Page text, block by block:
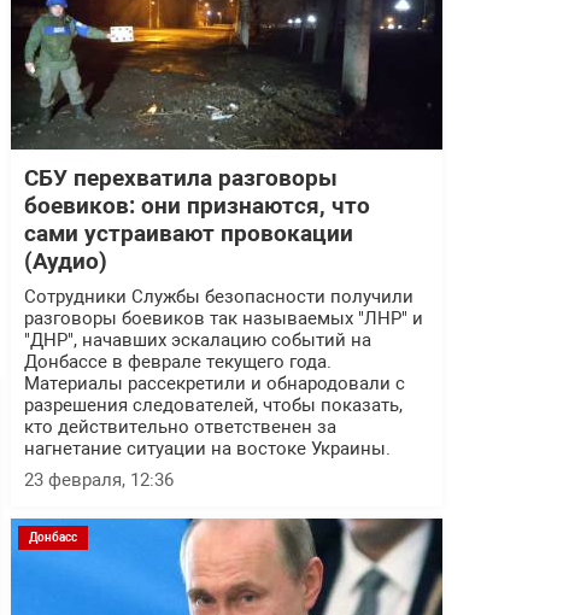
СБУ перехватила разговоры
боевиков: они признаются, что
сами устраивают провокации
(Аудио)
Сотрудники Службы безопасности получили
разговоры боевиков так называемых "ЛНР" и
"ДНР", начавших эскалацию событий на
Донбассе в феврале текущего года.
Материалы рассекретили и обнародовали с
разрешения следователей, чтобы показать,
кто действительно ответственен за
нагнетание ситуации на востоке Украины.
23 февраля, 12:36
Донбасс